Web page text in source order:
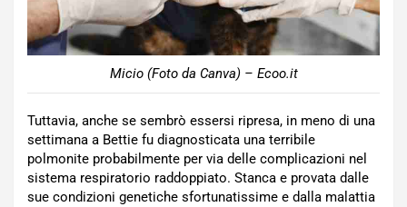
Micio (Foto da Canva) – Ecoo.it
Tuttavia, anche se sembrò essersi ripresa, in meno di una
settimana a Bettie fu diagnosticata una terribile
polmonite probabilmente per via delle complicazioni nel
sistema respiratorio raddoppiato. Stanca e provata dalle
sue condizioni genetiche sfortunatissime e dalla malattia